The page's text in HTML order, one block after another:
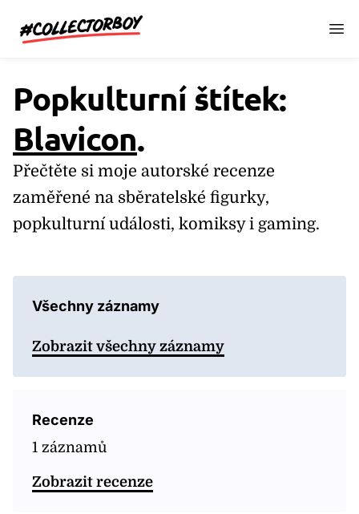
Popkulturní štítek:
Blavicon.
Přečtěte si moje autorské recenze
zaměřené na sběratelské figurky,
popkulturní události, komiksy i gaming.
Všechny záznamy
Zobrazit všechny záznamy
Recenze
1 záznamů
Zobrazit recenze